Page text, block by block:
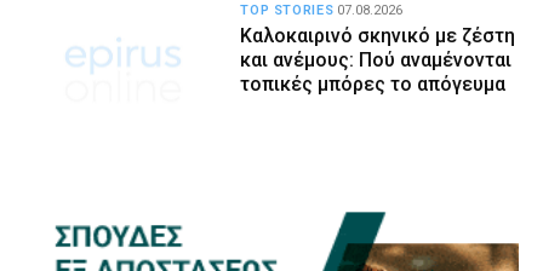
Καλοκαιρινό σκηνικό με ζέστη
και ανέμους: Πού αναμένονται
τοπικές μπόρες το απόγευμα
TOP STORIES 07.08.2026